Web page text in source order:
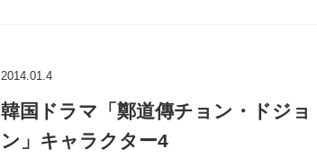
2014.01.4
韓国ドラマ「鄭道傳チョン・ドジョ
ン」キャラクター4